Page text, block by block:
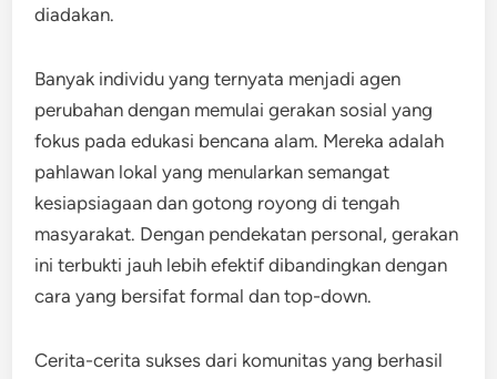
diadakan.
Banyak individu yang ternyata menjadi agen
perubahan dengan memulai gerakan sosial yang
fokus pada edukasi bencana alam. Mereka adalah
pahlawan lokal yang menularkan semangat
kesiapsiagaan dan gotong royong di tengah
masyarakat. Dengan pendekatan personal, gerakan
ini terbukti jauh lebih efektif dibandingkan dengan
cara yang bersifat formal dan top-down.
Cerita-cerita sukses dari komunitas yang berhasil